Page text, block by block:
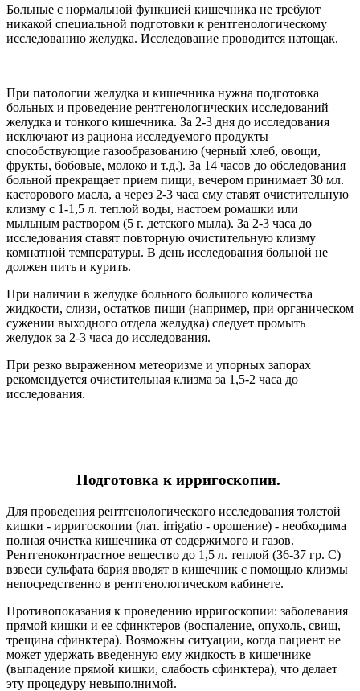
Больные с нормальной функцией кишечника не требуют
никакой специальной подготовки к рентгенологическому
исследованию желудка. Исследование проводится натощак.
При патологии желудка и кишечника нужна подготовка
больных и проведение рентгенологических исследований
желудка и тонкого кишечника. За 2-3 дня до исследования
исключают из рациона исследуемого продукты
способствующие газообразованию (черный хлеб, овощи,
фрукты, бобовые, молоко и т.д.). За 14 часов до обследования
больной прекращает прием пищи, вечером принимает 30 мл.
касторового масла, а через 2-3 часа ему ставят очистительную
клизму с 1-1,5 л. теплой воды, настоем ромашки или
мыльным раствором (5 г. детского мыла). За 2-3 часа до
исследования ставят повторную очистительную клизму
комнатной температуры. В день исследования больной не
должен пить и курить.
При наличии в желудке больного большого количества
жидкости, слизи, остатков пищи (например, при органическом
сужении выходного отдела желудка) следует промыть
желудок за 2-3 часа до исследования.
При резко выраженном метеоризме и упорных запорах
рекомендуется очистительная клизма за 1,5-2 часа до
исследования.
Подготовка к ирригоскопии.
Для проведения рентгенологического исследования толстой
кишки - ирригоскопии (лат. irrigatio - орошение) - необходима
полная очистка кишечника от содержимого и газов.
Рентгеноконтрастное вещество до 1,5 л. теплой (36-37 гр. С)
взвеси сульфата бария вводят в кишечник с помощью клизмы
непосредственно в рентгенологическом кабинете.
Противопоказания к проведению ирригоскопии: заболевания
прямой кишки и ее сфинктеров (воспаление, опухоль, свищ,
трещина сфинктера). Возможны ситуации, когда пациент не
может удержать введенную ему жидкость в кишечнике
(выпадение прямой кишки, слабость сфинктера), что делает
эту процедуру невыполнимой.